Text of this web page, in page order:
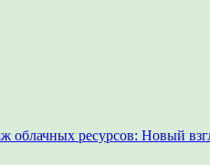
облачных ресурсов: Новый